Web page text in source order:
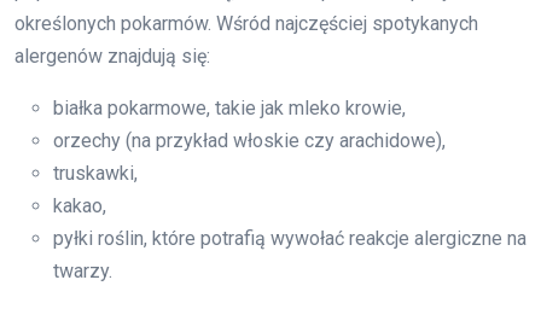
określonych pokarmów. Wśród najczęściej spotykanych
alergenów znajdują się:
białka pokarmowe, takie jak mleko krowie,
orzechy (na przykład włoskie czy arachidowe),
truskawki,
kakao,
pyłki roślin, które potrafią wywołać reakcje alergiczne na
twarzy.